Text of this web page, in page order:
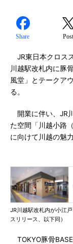
Share Post
JR東日本クロス
川越駅改札内に豚
風堂」とテークア
る。
開業に伴い、JR
た空間「川越小路
に向けて川越の魅
JR川越駅改札内が小江
スリリース、以下同）
TOKYO豚骨